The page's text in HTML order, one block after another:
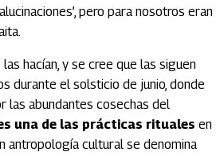
pero para nosotros eran
hacían, y se cree que las siguen
durante el solsticio de junio, donde
las abundantes cosechas del
una de las prácticas rituales en
antropología cultural se denomina